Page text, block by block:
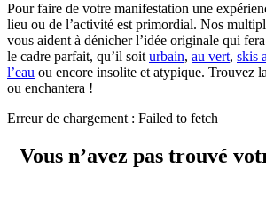
Pour faire de votre manifestation une
lieu ou de l’activité est primordial. Nos
vous aident à dénicher l’idée originale qui
le cadre parfait, qu’il soit urbain, au vert, skis
l’eau ou encore insolite et atypique. Trouvez
ou enchantera !
Erreur de chargement : Failed to fetch
Vous n’avez pas trouvé